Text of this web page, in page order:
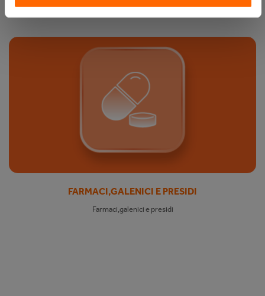
FARMACI,GALENICI E PRESIDI
Farmaci,galenici e presidi